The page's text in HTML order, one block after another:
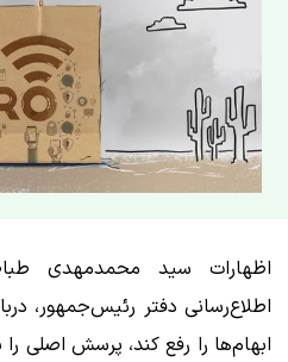
اظهارات سید محمدمهدی
اطلاع‌رسانی دفتر رئیس‌جمهور،
ابهام‌ها را رفع کند، پرسش اصلی